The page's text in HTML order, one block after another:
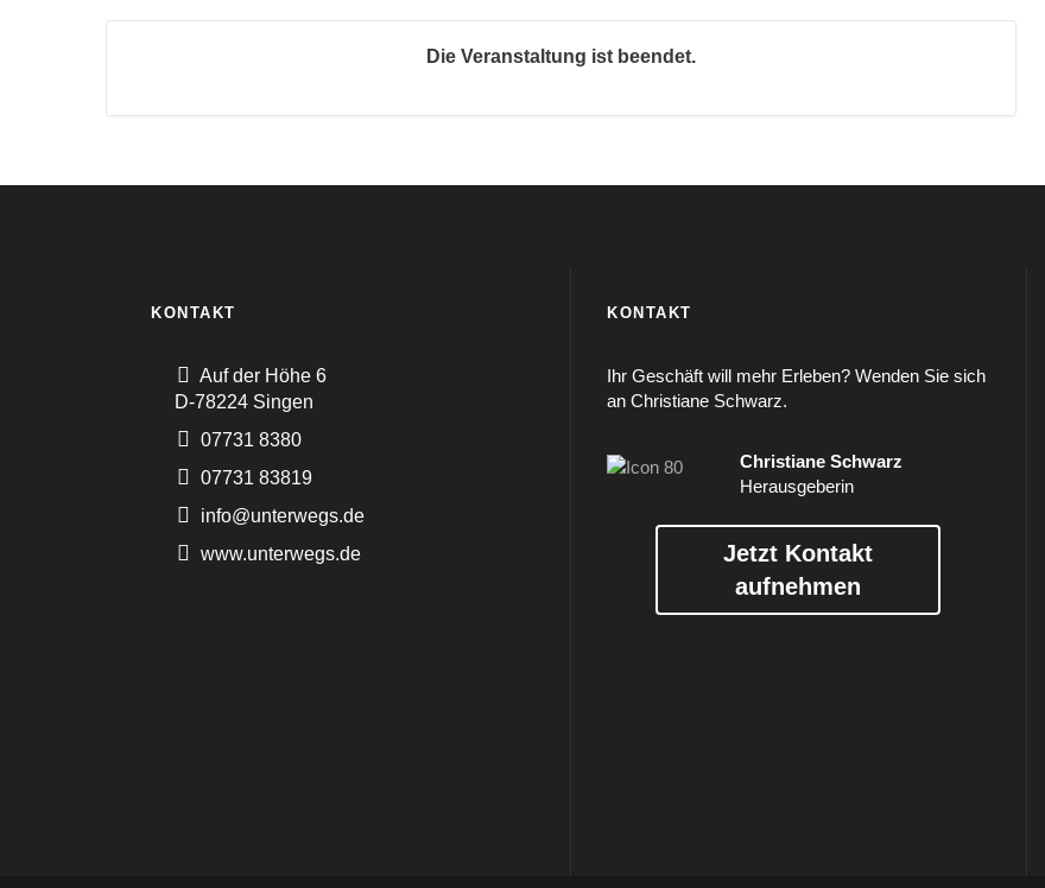
Die Veranstaltung ist beendet.
KONTAKT
Auf der Höhe 6
D-78224 Singen
07731 8380
07731 83819
info@unterwegs.de
www.unterwegs.de
KONTAKT
Ihr Geschäft will mehr Erleben? Wenden Sie sich
an Christiane Schwarz.
Christiane Schwarz
Herausgeberin
Jetzt Kontakt
aufnehmen